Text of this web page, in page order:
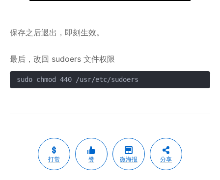
保存之后退出，即刻生效。
最后，改回 sudoers 文件权限
sudo chmod 440 /usr/etc/sudoers
打赏 赞 微海报 分享